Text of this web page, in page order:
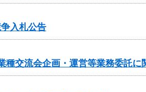
入札公告
交流会企画・運営等業務委託に